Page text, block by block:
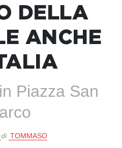
DELLA
ANCHE
Piazza San
di TOMMASO